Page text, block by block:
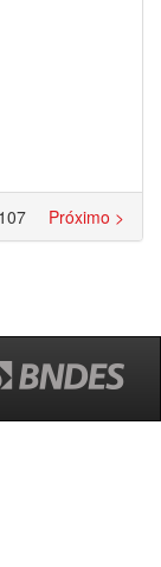
Próximo >